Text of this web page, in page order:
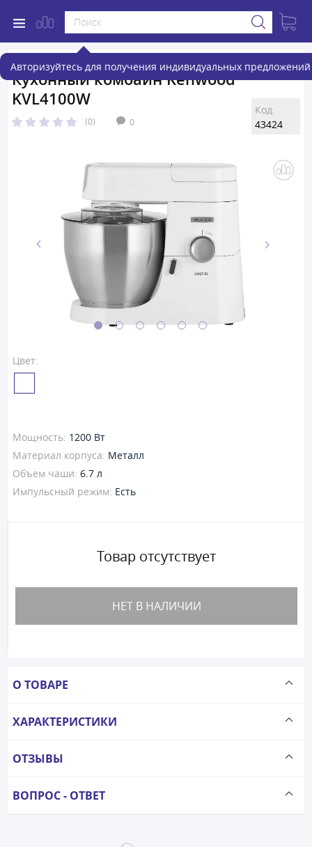
Авторизуйтесь для получения индивидуальных предложений
Кухонный комбайн Kenwood
KVL4100W
(0) 0
Код:
43424
Цвет:
Мощность: 1200 Вт
Материал корпуса: Металл
Объем чаши: 6.7 л
Импульсный режим: Есть
Товар отсутствует
НЕТ В НАЛИЧИИ
О ТОВАРЕ
ХАРАКТЕРИСТИКИ
ОТЗЫВЫ
ВОПРОС - ОТВЕТ